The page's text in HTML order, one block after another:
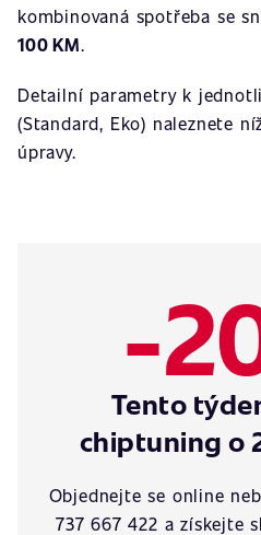
kombinovaná spotřeba se
100 KM.
Detailní parametry k
(Standard, Eko) naleznete
úpravy.
-
Tento
chiptuning o
Objednejte se online
737 667 422 a získejte